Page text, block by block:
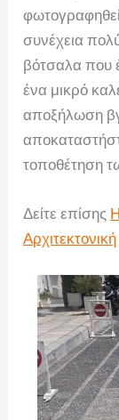
συνέχεια
βότσαλα που
ένα μικρό
αποξήλωση
τοποθέτηση
Δείτε επίσης
Αρχιτεκτονική